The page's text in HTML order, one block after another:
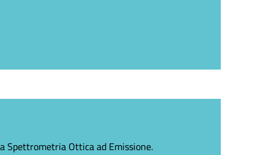
Spettrometria Ottica ad Emissione.